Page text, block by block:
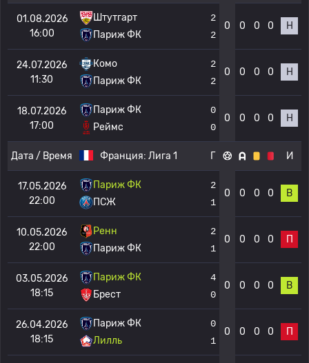
01.08.2026
16:00
Штутгарт
Париж ФК
2
2
0 0 0 0 Н
24.07.2026
11:30
Комо
Париж ФК
2
2
0 0 0 0 Н
18.07.2026
17:00
Париж ФК
Реймс
0
0
0 0 0 0 Н
Дата / Время Франция: Лига 1 Г И
17.05.2026
22:00
Париж ФК
ПСЖ
2
1
0 0 0 0 В
10.05.2026
22:00
Ренн
Париж ФК
2
1
0 0 0 0 П
03.05.2026
18:15
Париж ФК
Брест
4
0
0 0 0 0 В
26.04.2026
18:15
Париж ФК
Лилль
0
1
0 0 0 0 П